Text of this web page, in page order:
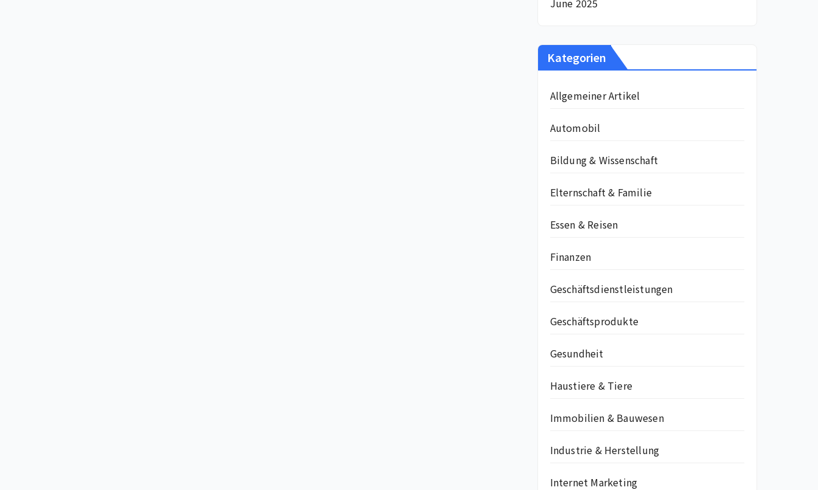
June 2025
Kategorien
Allgemeiner Artikel
Automobil
Bildung & Wissenschaft
Elternschaft & Familie
Essen & Reisen
Finanzen
Geschäftsdienstleistungen
Geschäftsprodukte
Gesundheit
Haustiere & Tiere
Immobilien & Bauwesen
Industrie & Herstellung
Internet Marketing